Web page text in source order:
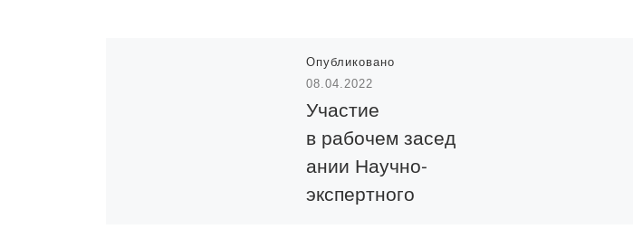
Опубликовано
08.04.2022
Участие
в рабочем засед
ании Научно-
экспертного